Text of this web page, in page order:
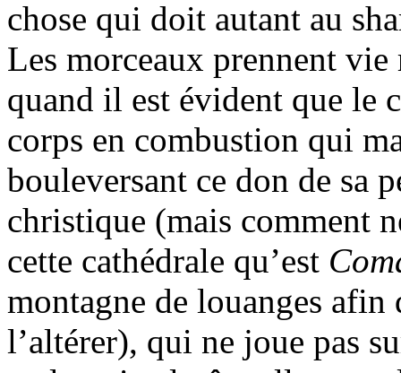
chose qui doit autant au
Les morceaux prennent vie
quand il est évident que le
corps en combustion qui
bouleversant ce don de sa
christique (mais comment
cette cathédrale qu’est
montagne de louanges afin
l’altérer), qui ne joue pas